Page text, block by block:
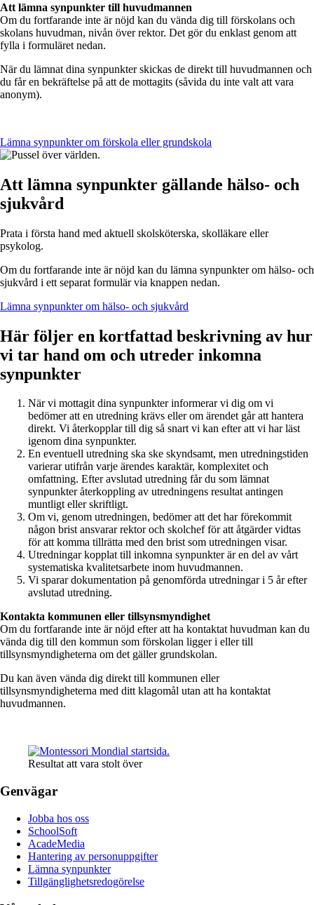
Att lämna synpunkter till huvudmannen
Om du fortfarande inte är nöjd kan du vända dig till förskolans och
skolans huvudman, nivån över rektor. Det gör du enklast genom att
fylla i formuläret nedan.
När du lämnat dina synpunkter skickas de direkt till huvudmannen och
du får en bekräftelse på att de mottagits (såvida du inte valt att vara
anonym).
Lämna synpunkter om förskola eller grundskola
Att lämna synpunkter gällande hälso- och
sjukvård
Prata i första hand med aktuell skolsköterska, skolläkare eller
psykolog.
Om du fortfarande inte är nöjd kan du lämna synpunkter om hälso- och
sjukvård i ett separat formulär via knappen nedan.
Lämna synpunkter om hälso- och sjukvård
Här följer en kortfattad beskrivning av hur
vi tar hand om och utreder inkomna
synpunkter
När vi mottagit dina synpunkter informerar vi dig om vi
bedömer att en utredning krävs eller om ärendet går att hantera
direkt. Vi återkopplar till dig så snart vi kan efter att vi har läst
igenom dina synpunkter.
En eventuell utredning ska ske skyndsamt, men utredningstiden
varierar utifrån varje ärendes karaktär, komplexitet och
omfattning. Efter avslutad utredning får du som lämnat
synpunkter återkoppling av utredningens resultat antingen
muntligt eller skriftligt.
Om vi, genom utredningen, bedömer att det har förekommit
någon brist ansvarar rektor och skolchef för att åtgärder vidtas
för att komma tillrätta med den brist som utredningen visar.
Utredningar kopplat till inkomna synpunkter är en del av vårt
systematiska kvalitetsarbete inom huvudmannen.
Vi sparar dokumentation på genomförda utredningar i 5 år efter
avslutad utredning.
Kontakta kommunen eller tillsynsmyndighet
Om du fortfarande inte är nöjd efter att ha kontaktat huvudman kan du
vända dig till den kommun som förskolan ligger i eller till
tillsynsmyndigheterna om det gäller grundskolan.
Du kan även vända dig direkt till kommunen eller
tillsynsmyndigheterna med ditt klagomål utan att ha kontaktat
huvudmannen.
Resultat att vara stolt över
Genvägar
Jobba hos oss
SchoolSoft
AcadeMedia
Hantering av personuppgifter
Lämna synpunkter
Tillgänglighetsredogörelse